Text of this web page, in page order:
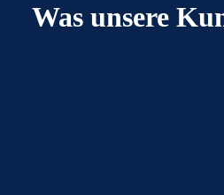
Was unsere